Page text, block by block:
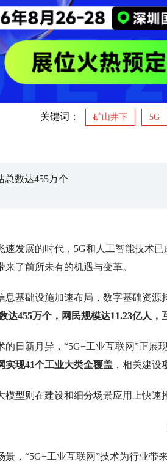
关键词： 矿山井下 5G
总数达455万个
速发展的时代，5G和人工智能技术
来了前所未有的机遇与变革。
息基础设施加速布局，数字基础资源
达455万个，网民规模达11.23亿人，
的日新月异，“5G+工业互联网”正展
实现41个工业大类全覆盖 ，相关建设
模型则在建设和细分场景应用上快速
景，“5G+工业互联网”技术为行业带